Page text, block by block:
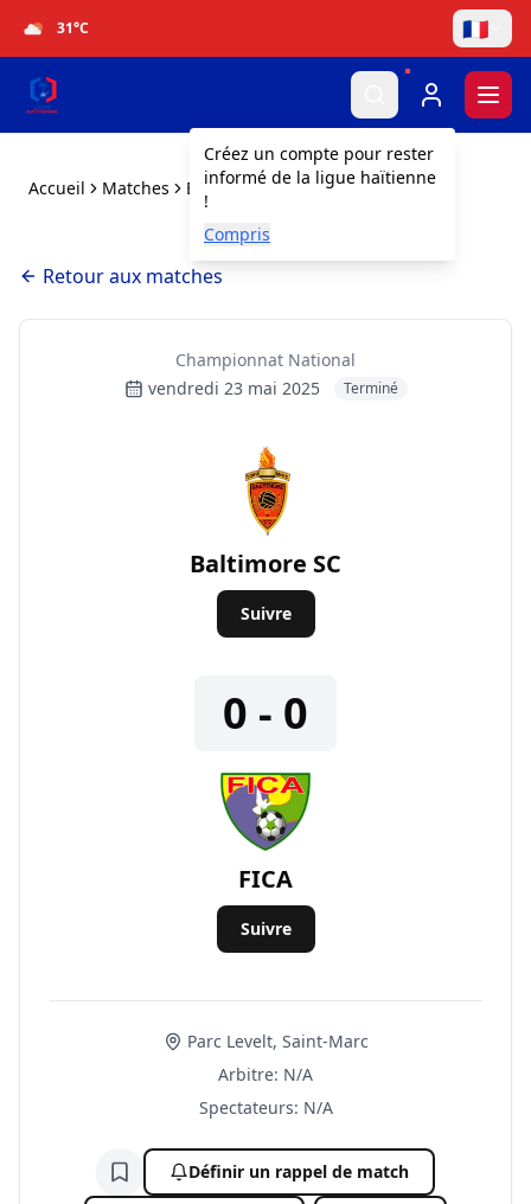
31°C 🇫🇷
Créez un compte pour rester
informé de la ligue haïtienne
!
Compris
Accueil Matches Baltimore SC vs FICA
Retour aux matches
Championnat National
vendredi 23 mai 2025
Terminé
Baltimore SC
Suivre
0 - 0
FICA
Suivre
Parc Levelt, Saint-Marc
Arbitre: N/A
Spectateurs: N/A
Ajouter à la liste de suivi
Définir un rappel de match